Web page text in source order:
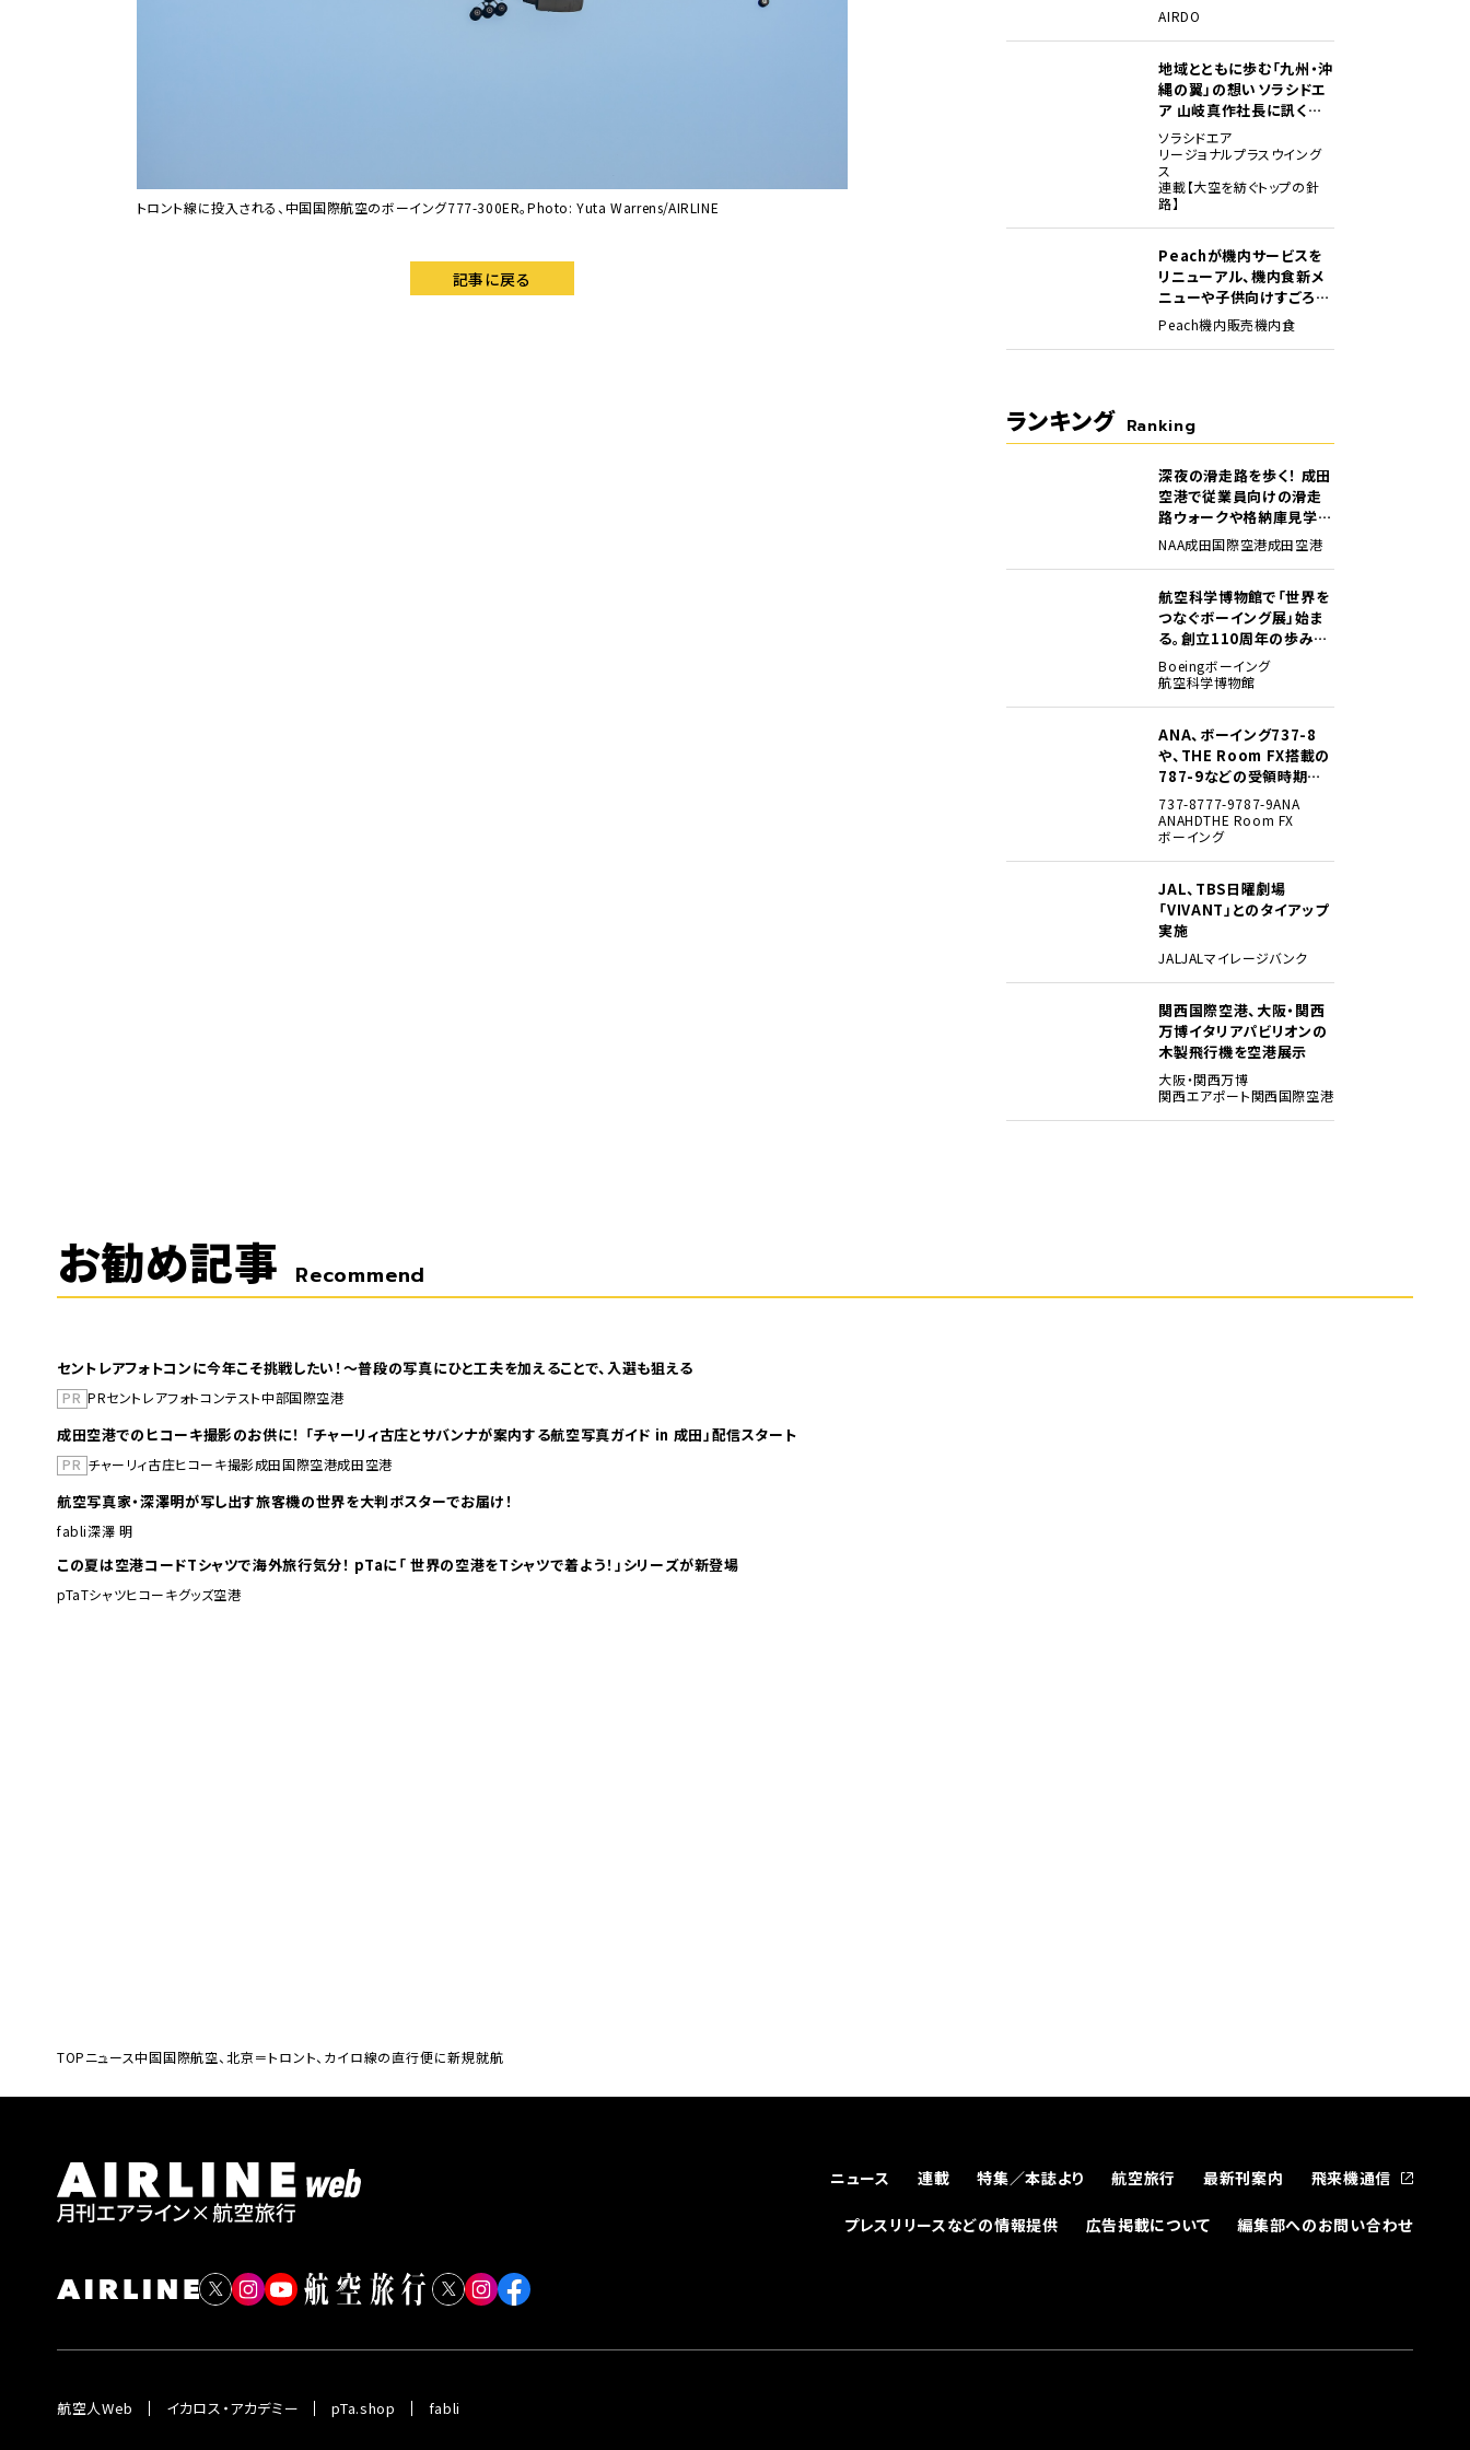
トロント線に投入される、中国国際航空のボーイング777-300ER。Photo: Yuta Warrens/AIRLINE
記事に戻る
場
AIRDO
地域とともに歩む「九州・沖
縄の翼」の想い――ソラシドエ
ア 山岐真作社長に訊く就
任1年の手応え
ソラシドエア
リージョナルプラスウイング
ス
連載【大空を紡ぐトップの針
路】
Peachが機内サービスを
リニューアル、機内食新メ
ニューや子供向けすごろく
など
Peach機内販売機内食
ランキング Ranking
深夜の滑走路を歩く！ 成田
空港で従業員向けの滑走
路ウォークや格納庫見学イ
ベントを初開催
NAA成田国際空港成田空港
航空科学博物館で「世界を
つなぐボーイング展」始ま
る。創立110周年の歩みを
貴重な資料でたどる
Boeingボーイング
航空科学博物館
ANA、ボーイング737-8
や、THE Room FX搭載の
787-9などの受領時期見
込みを明らかに
737-8777-9787-9ANA
ANAHDTHE Room FX
ボーイング
JAL、TBS日曜劇場
「VIVANT」とのタイアップ
実施
JALJALマイレージバンク
関西国際空港、大阪・関西
万博イタリアパビリオンの
木製飛行機を空港展示
大阪・関西万博
関西エアポート関西国際空港
お勧め記事 Recommend
セントレアフォトコンに今年こそ挑戦したい！～普段の写真にひと工夫を加えることで、入選も狙える
PR PRセントレアフォトコンテスト中部国際空港
成田空港でのヒコーキ撮影のお供に！ 「チャーリィ古庄とサバンナが案内する航空写真ガイド in 成田」配信スタート
PR チャーリィ古庄ヒコーキ撮影成田国際空港成田空港
航空写真家・深澤明が写し出す旅客機の世界を大判ポスターでお届け！
fabli深澤 明
この夏は空港コードTシャツで海外旅行気分！ pTaに「 世界の空港をTシャツで着よう！」シリーズが新登場
pTaTシャツヒコーキグッズ空港
TOPニュース中国国際航空、北京＝トロント、カイロ線の直行便に新規就航
ニュース 連載 特集／本誌より 航空旅行 最新刊案内 飛来機通信
プレスリリースなどの情報提供 広告掲載について 編集部へのお問い合わせ
航空人Web イカロス・アカデミー pTa.shop fabli